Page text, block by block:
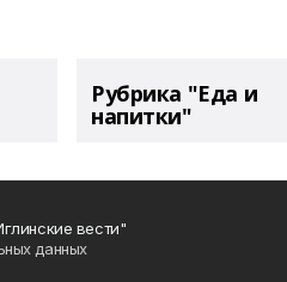
Рубрика "Еда и
напитки"
вести"
данных